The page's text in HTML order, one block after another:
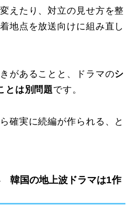
えたり、対立の見せ方を整
地点を放送向けに組み直し
があることと、ドラマのシ
とは別問題です。
確実に続編が作られる、と
韓国の地上波ドラマは1作